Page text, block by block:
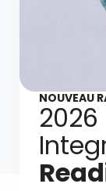
NOUVEAU